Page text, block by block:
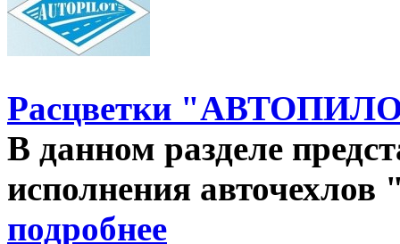
Расцветки
В данном разделе
исполнения
подробнее